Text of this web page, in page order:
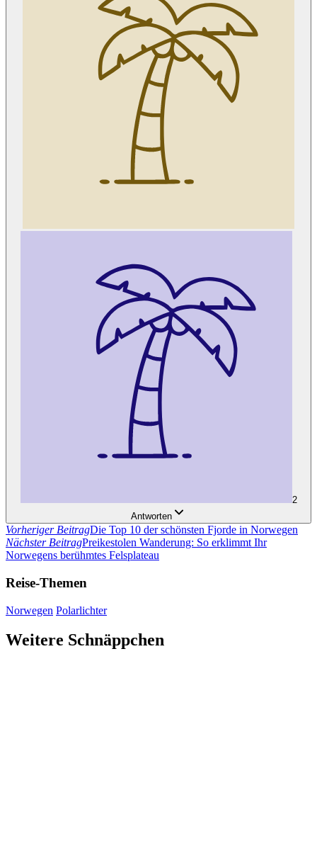
2
Antworten
Vorheriger BeitragDie Top 10 der schönsten Fjorde in Norwegen
Nächster BeitragPreikestolen Wanderung: So erklimmt Ihr
Norwegens berühmtes Felsplateau
Reise-Themen
Norwegen Polarlichter
Weitere Schnäppchen